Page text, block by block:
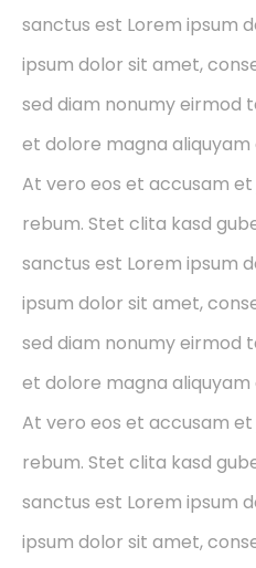
sanctus est Lorem ipsum
ipsum dolor sit amet,
sed diam nonumy eirmod
et dolore magna
At vero eos et accusam
rebum. Stet clita kasd
sanctus est Lorem ipsum
ipsum dolor sit amet,
sed diam nonumy eirmod
et dolore magna
At vero eos et accusam
rebum. Stet clita kasd
sanctus est Lorem ipsum
ipsum dolor sit amet,